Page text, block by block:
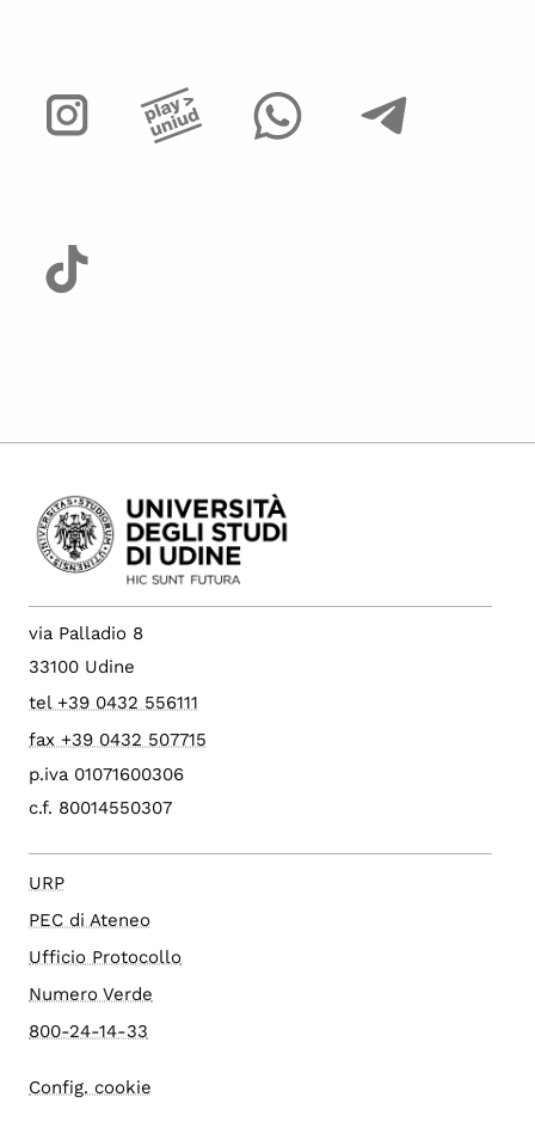
via Palladio 8
33100 Udine
tel +39 0432 556111
fax +39 0432 507715
p.iva 01071600306
c.f. 80014550307
URP
PEC di Ateneo
Ufficio Protocollo
Numero Verde
800-24-14-33
Config. cookie